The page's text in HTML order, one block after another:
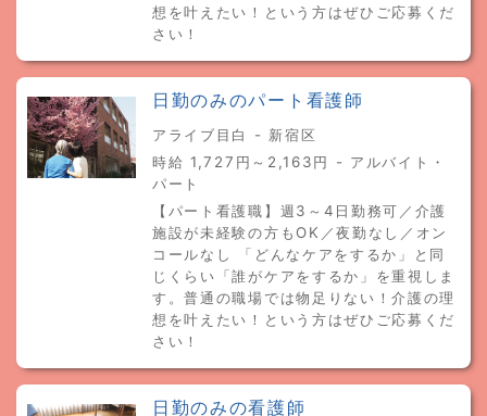
想を叶えたい！という方はぜひご応募くだ
さい！
日勤のみのパート看護師
アライブ目白 - 新宿区
時給 1,727円～2,163円 - アルバイト・
パート
【パート看護職】週3～4日勤務可／介護
施設が未経験の方もOK／夜勤なし／オン
コールなし 「どんなケアをするか」と同
じくらい「誰がケアをするか」を重視しま
す。普通の職場では物足りない！介護の理
想を叶えたい！という方はぜひご応募くだ
さい！
日勤のみの看護師